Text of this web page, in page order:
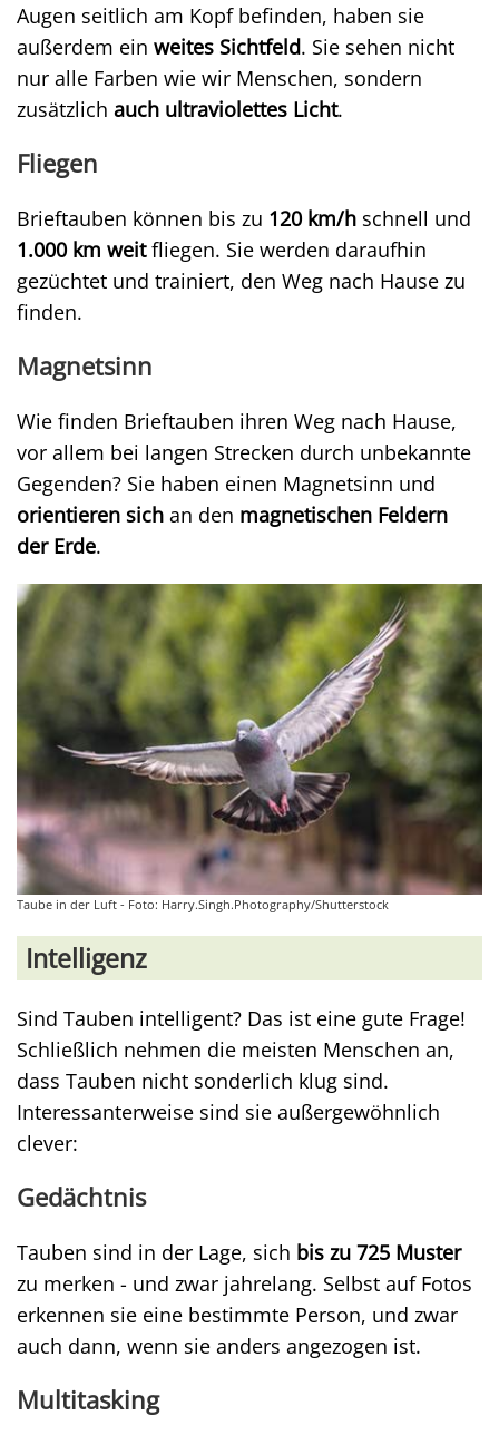
Augen seitlich am Kopf befinden, haben sie
außerdem ein weites Sichtfeld. Sie sehen nicht
nur alle Farben wie wir Menschen, sondern
zusätzlich auch ultraviolettes Licht.
Fliegen
Brieftauben können bis zu 120 km/h schnell und
1.000 km weitfliegen. Sie werden daraufhin
gezüchtet und trainiert, den Weg nach Hause zu
finden.
Magnetsinn
Wie finden Brieftauben ihren Weg nach Hause,
vor allem bei langen Strecken durch unbekannte
Gegenden? Sie haben einen Magnetsinn und
orientieren sich an den magnetischen Feldern
der Erde.
Taube in der Luft - Foto: Harry.Singh.Photography/Shutterstock
Intelligenz
Sind Tauben intelligent? Das ist eine gute Frage!
Schließlich nehmen die meisten Menschen an,
dass Tauben nicht sonderlich klug sind.
Interessanterweise sind sie außergewöhnlich
clever:
Gedächtnis
Tauben sind in der Lage, sich bis zu 725 Muster
zu merken - und zwar jahrelang. Selbst auf Fotos
erkennen sie eine bestimmte Person, und zwar
auch dann, wenn sie anders angezogen ist.
Multitasking